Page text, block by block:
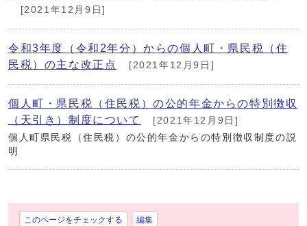
[2021年12月9日]
令和3年度（令和2年分）からの個人町・県民税（住
民税）の主な改正点
[2021年12月9日]
個人町・県民税（住民税）の公的年金からの特別徴収
（天引き）制度について
[2021年12月9日]
個人町県民税（住民税）の公的年金からの特別徴収制度の説
明
このページをチェックする 編集